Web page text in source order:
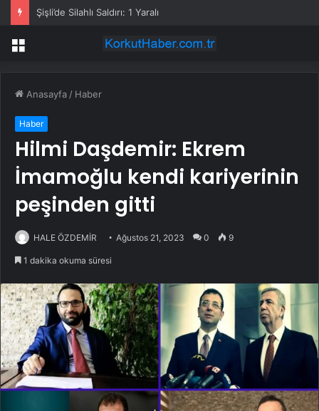
Şişli’de Silahlı Saldırı: 1 Yaralı
Menü
Anasayfa / Haber
Haber
Hilmi Daşdemir: Ekrem
İmamoğlu kendi kariyerinin
peşinden gitti
HALE ÖZDEMİR Ağustos 21, 2023 0 9
1 dakika okuma süresi